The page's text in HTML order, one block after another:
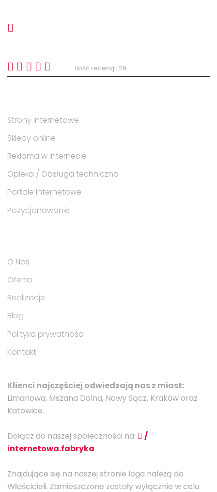
Ilość recenzji: 29
Strony internetowe
Sklepy online
Reklama w Internecie
Opieka / Obsługa techniczna
Portale internetowe
Pozycjonowanie
O Nas
Oferta
Realizacje
Blog
Polityka prywatności
Kontakt
Klienci najczęściej odwiedzają nas z miast:
Limanowa, Mszana Dolna, Nowy Sącz, Kraków oraz
Katowice.
Dołącz do naszej społeczności na:
/
internetowa.fabryka
Znajdujące się na naszej stronie loga należą do
Właścicieli. Zamieszczone zostały wyłącznie w celu